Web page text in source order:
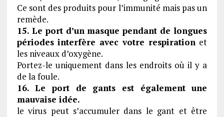
Ce sont des produits pour l’immunité mais pas un
remède.
15. Le port d’un masque pendant de longues
périodes interfère avec votre respiration et
les niveaux d’oxygène.
Portez-le uniquement dans les endroits où il y a
de la foule.
16. Le port de gants est également une
mauvaise idée.
le virus peut s’accumuler dans le gant et être